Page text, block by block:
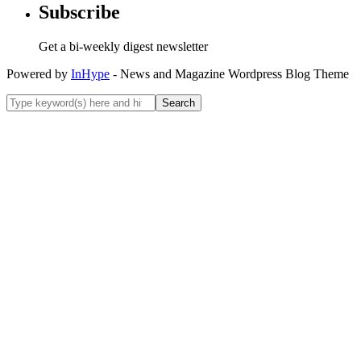
Subscribe
Get a bi-weekly digest newsletter
Powered by InHype - News and Magazine Wordpress Blog Theme